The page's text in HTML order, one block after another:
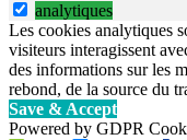
analytiques
Les cookies analytiques
visiteurs interagissent
des informations sur les
rebond, de la source du
Save & Accept
Powered by GDPR